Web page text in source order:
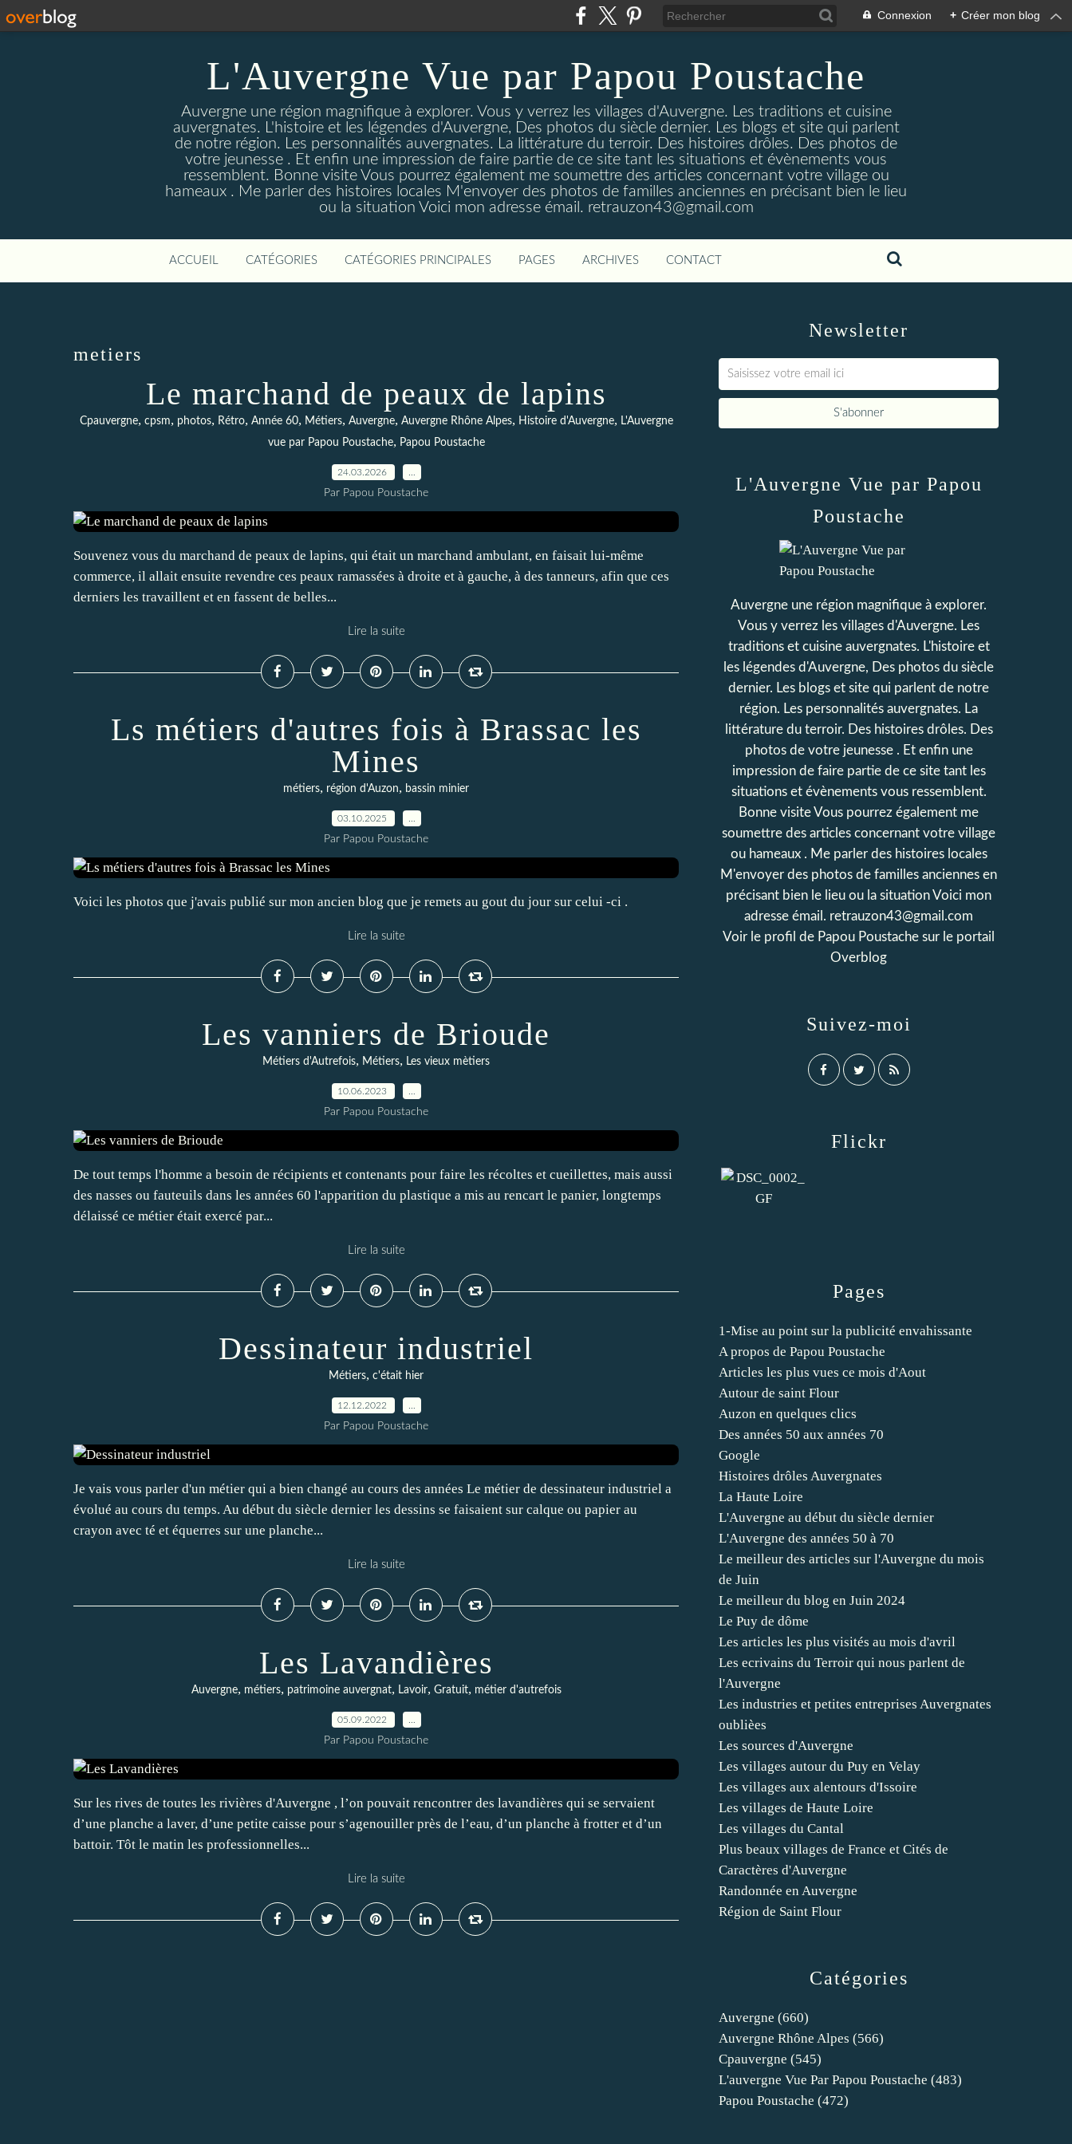
Connexion + Créer mon blog
L'Auvergne Vue par Papou Poustache
Auvergne une région magnifique à explorer. Vous y verrez les villages d'Auvergne. Les traditions et cuisine
auvergnates. L'histoire et les légendes d'Auvergne, Des photos du siècle dernier. Les blogs et site qui parlent
de notre région. Les personnalités auvergnates. La littérature du terroir. Des histoires drôles. Des photos de
votre jeunesse . Et enfin une impression de faire partie de ce site tant les situations et évènements vous
ressemblent. Bonne visite Vous pourrez également me soumettre des articles concernant votre village ou
hameaux . Me parler des histoires locales M'envoyer des photos de familles anciennes en précisant bien le lieu
ou la situation Voici mon adresse émail. retrauzon43@gmail.com
ACCUEIL CATÉGORIES CATÉGORIES PRINCIPALES PAGES ARCHIVES CONTACT
metiers
Le marchand de peaux de lapins
Cpauvergne, cpsm, photos, Rétro, Année 60, Métiers, Auvergne, Auvergne Rhône Alpes, Histoire d'Auvergne, L'Auvergne
vue par Papou Poustache, Papou Poustache
24.03.2026
Par Papou Poustache
Souvenez vous du marchand de peaux de lapins, qui était un marchand ambulant, en faisait lui-même
commerce, il allait ensuite revendre ces peaux ramassées à droite et à gauche, à des tanneurs, afin que ces
derniers les travaillent et en fassent de belles...
Lire la suite
Ls métiers d'autres fois à Brassac les
Mines
métiers, région d'Auzon, bassin minier
03.10.2025
Par Papou Poustache
Voici les photos que j'avais publié sur mon ancien blog que je remets au gout du jour sur celui -ci .
Lire la suite
Les vanniers de Brioude
Métiers d'Autrefois, Métiers, Les vieux mètiers
10.06.2023
Par Papou Poustache
De tout temps l'homme a besoin de récipients et contenants pour faire les récoltes et cueillettes, mais aussi
des nasses ou fauteuils dans les années 60 l'apparition du plastique a mis au rencart le panier, longtemps
délaissé ce métier était exercé par...
Lire la suite
Dessinateur industriel
Métiers, c'était hier
12.12.2022
Par Papou Poustache
Je vais vous parler d'un métier qui a bien changé au cours des années Le métier de dessinateur industriel a
évolué au cours du temps. Au début du siècle dernier les dessins se faisaient sur calque ou papier au
crayon avec té et équerres sur une planche...
Lire la suite
Les Lavandières
Auvergne, métiers, patrimoine auvergnat, Lavoir, Gratuit, métier d'autrefois
05.09.2022
Par Papou Poustache
Sur les rives de toutes les rivières d'Auvergne , l’on pouvait rencontrer des lavandières qui se servaient
d’une planche a laver, d’une petite caisse pour s’agenouiller près de l’eau, d’un planche à frotter et d’un
battoir. Tôt le matin les professionnelles...
Lire la suite
Newsletter
Catégories
Auvergne (660)
Auvergne Rhône Alpes (566)
Cpauvergne (545)
L'auvergne Vue Par Papou Poustache (483)
Papou Poustache (472)
Pages
1-Mise au point sur la publicité envahissante
A propos de Papou Poustache
Articles les plus vues ce mois d'Aout
Autour de saint Flour
Auzon en quelques clics
Des années 50 aux années 70
Google
Histoires drôles Auvergnates
La Haute Loire
L'Auvergne au début du siècle dernier
L'Auvergne des années 50 à 70
Le meilleur des articles sur l'Auvergne du mois
de Juin
Le meilleur du blog en Juin 2024
Le Puy de dôme
Les articles les plus visités au mois d'avril
Les ecrivains du Terroir qui nous parlent de
l'Auvergne
Les industries et petites entreprises Auvergnates
oublièes
Les sources d'Auvergne
Les villages autour du Puy en Velay
Les villages aux alentours d'Issoire
Les villages de Haute Loire
Les villages du Cantal
Plus beaux villages de France et Cités de
Caractères d'Auvergne
Randonnée en Auvergne
Région de Saint Flour
L'Auvergne Vue par Papou
Poustache
Auvergne une région magnifique à explorer.
Vous y verrez les villages d'Auvergne. Les
traditions et cuisine auvergnates. L'histoire et
les légendes d'Auvergne, Des photos du siècle
dernier. Les blogs et site qui parlent de notre
région. Les personnalités auvergnates. La
littérature du terroir. Des histoires drôles. Des
photos de votre jeunesse . Et enfin une
impression de faire partie de ce site tant les
situations et évènements vous ressemblent.
Bonne visite Vous pourrez également me
soumettre des articles concernant votre village
ou hameaux . Me parler des histoires locales
M'envoyer des photos de familles anciennes en
précisant bien le lieu ou la situation Voici mon
adresse émail. retrauzon43@gmail.com
Voir le profil de Papou Poustache sur le portail
Overblog
Suivez-moi
Flickr